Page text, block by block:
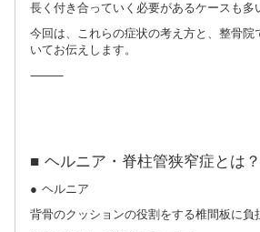
長く付き合っていく必要があるケースも多
今回は、これらの症状の考え方と、整骨院
いてお伝えします。
⸻
■ ヘルニア・脊柱管狭窄症とは？
● ヘルニア
背骨のクッションの役割をする椎間板に負